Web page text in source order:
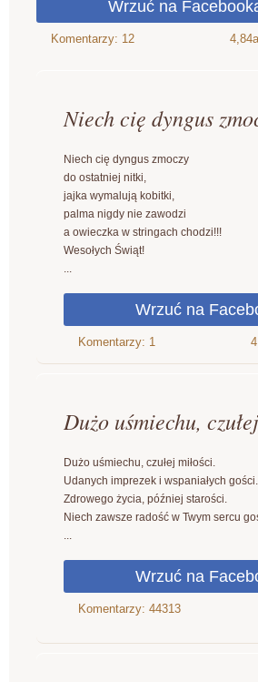
4,84
Niech cię dyngus
Niech cię dyngus zmoczy
do ostatniej nitki,
jajka wymalują kobitki,
palma nigdy nie zawodzi
a owieczka w stringach chodzi!!!
Wesołych Świąt!
...
Dużo uśmiechu,
Dużo uśmiechu, czułej miłości.
Udanych imprezek i wspaniałych gości.
Zdrowego życia, później starości.
Niech zawsze radość w Twym sercu
...